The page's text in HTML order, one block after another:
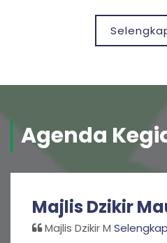
Agenda
Majlis Dzikir
Majlis Dzikir M